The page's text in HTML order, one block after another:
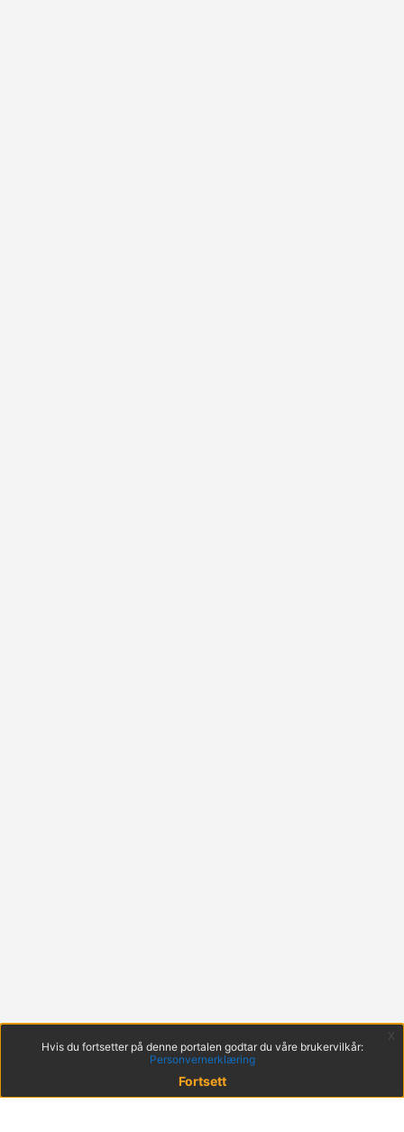
Hvis du fortsetter på denne portalen godtar du våre brukervilkår:
Personvernerklæring
Fortsett
x